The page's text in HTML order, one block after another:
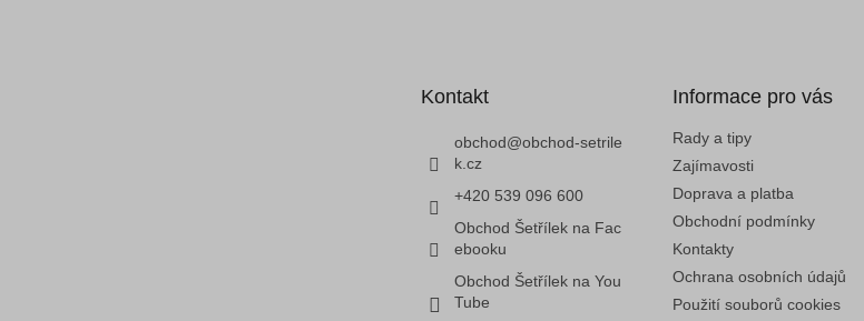
Kontakt
obchod@obchod-setrile
k.cz
+420 539 096 600
Obchod Šetřílek na Fac
ebooku
Obchod Šetřílek na You
Tube
Informace pro vás
Rady a tipy
Zajímavosti
Doprava a platba
Obchodní podmínky
Kontakty
Ochrana osobních údajů
Použití souborů cookies